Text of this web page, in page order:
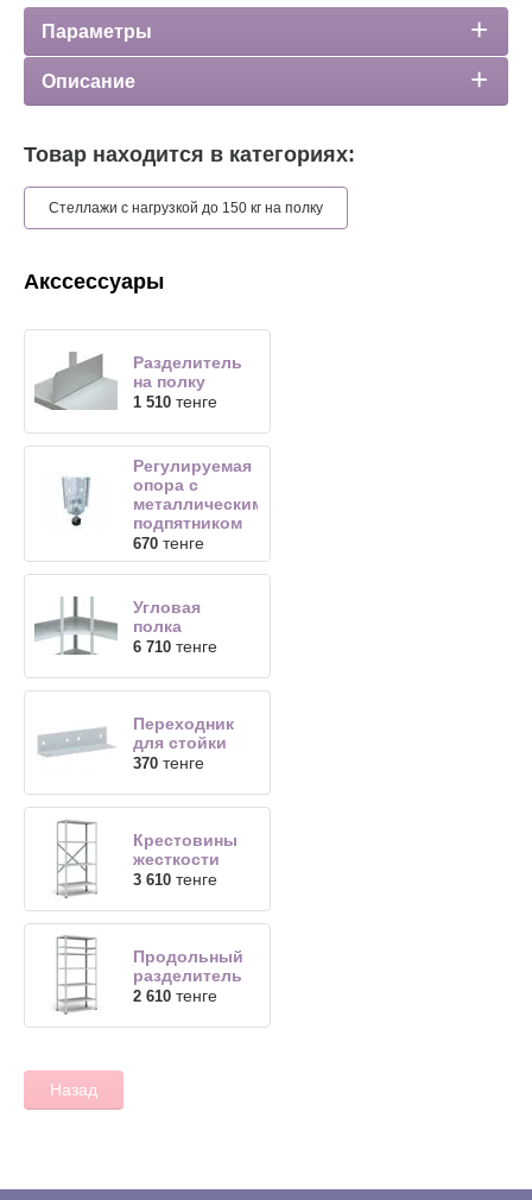
Параметры
Описание
Товар находится в категориях:
Стеллажи с нагрузкой до 150 кг на полку
Акссессуары
Разделитель
на полку
1 510 тенге
Регулируемая
опора с
металлическим
подпятником
670 тенге
Угловая
полка
6 710 тенге
Переходник
для стойки
370 тенге
Крестовины
жесткости
3 610 тенге
Продольный
разделитель
2 610 тенге
Назад